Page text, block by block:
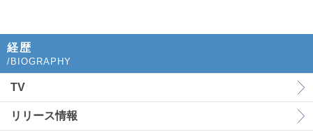
経歴
/BIOGRAPHY
TV
リリース情報